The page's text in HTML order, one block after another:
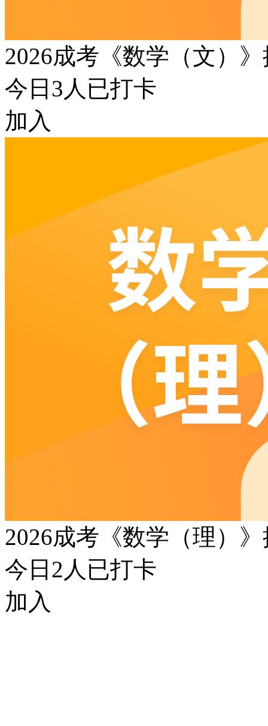
2026成考《数学（文）
今日 3 人已打卡
加入
2026成考《数学（理）
今日 2 人已打卡
加入